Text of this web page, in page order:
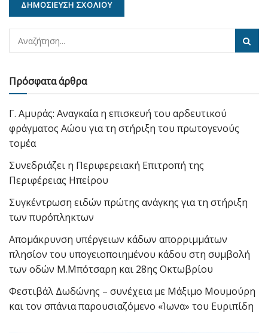
Πρόσφατα άρθρα
Γ. Αμυράς: Αναγκαία η επισκευή του αρδευτικού
φράγματος Αώου για τη στήριξη του πρωτογενούς
τομέα
Συνεδριάζει η Περιφερειακή Επιτροπή της
Περιφέρειας Ηπείρου
Συγκέντρωση ειδών πρώτης ανάγκης για τη στήριξη
των πυρόπληκτων
Απομάκρυνση υπέργειων κάδων απορριμμάτων
πλησίον του υπογειοποιημένου κάδου στη συμβολή
των οδών Μ.Μπότσαρη και 28ης Οκτωβρίου
Φεστιβάλ Δωδώνης – συνέχεια με Μάξιμο Μουμούρη
και τον σπάνια παρουσιαζόμενο «Ίωνα» του Ευριπίδη